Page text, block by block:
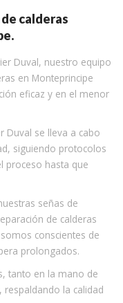
calderas
Duval, nuestro equipo
en Monteprincipe
eficaz y en el menor
Duval se lleva a cabo
siguiendo protocolos
proceso hasta que
señas de
de calderas
conscientes de
prolongados.
tanto en la mano de
la calidad